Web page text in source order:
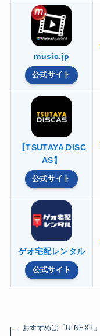
music.jp
公式サイト
【TSUTAYA DISC
AS】
公式サイト
ゲオ宅配レンタル
公式サイト
おすすめは「U-NEXT」